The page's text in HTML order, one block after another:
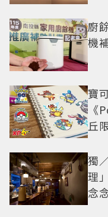
廚
機
寶
《
丘
獨
理
念